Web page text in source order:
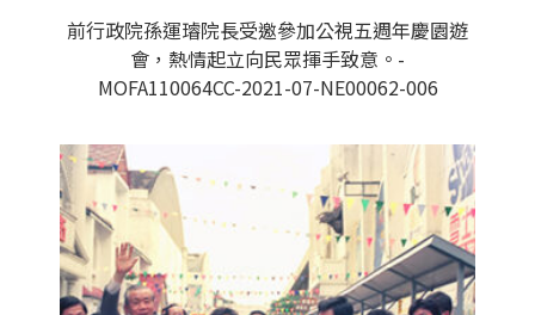
前行政院孫運璿院長受邀參加公視五週年慶園遊
會，熱情起立向民眾揮手致意。-
MOFA110064CC-2021-07-NE00062-006